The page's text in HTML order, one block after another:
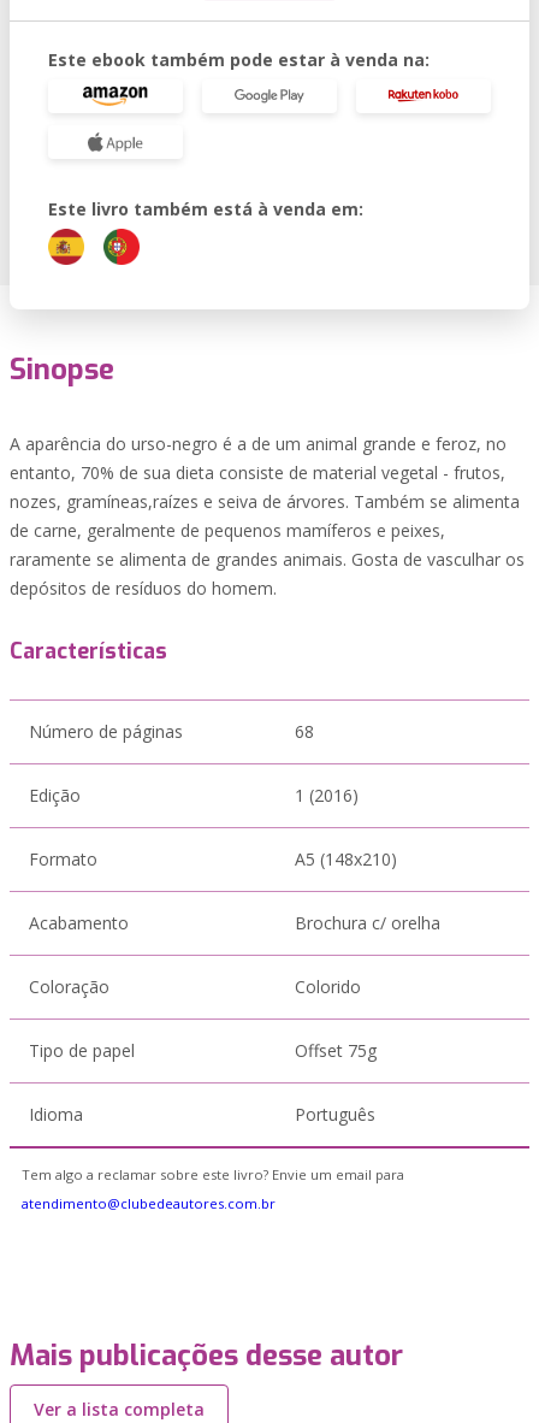
Este ebook também pode estar à venda na:
Este livro também está à venda em:
Sinopse
A aparência do urso-negro é a de um animal grande e feroz, no
entanto, 70% de sua dieta consiste de material vegetal - frutos,
nozes, gramíneas,raízes e seiva de árvores. Também se alimenta
de carne, geralmente de pequenos mamíferos e peixes,
raramente se alimenta de grandes animais. Gosta de vasculhar os
depósitos de resíduos do homem.
Características
Número de páginas 68
Edição 1 (2016)
Formato A5 (148x210)
Acabamento Brochura c/ orelha
Coloração Colorido
Tipo de papel Offset 75g
Idioma Português
Tem algo a reclamar sobre este livro? Envie um email para
atendimento@clubedeautores.com.br
Mais publicações desse autor
Ver a lista completa